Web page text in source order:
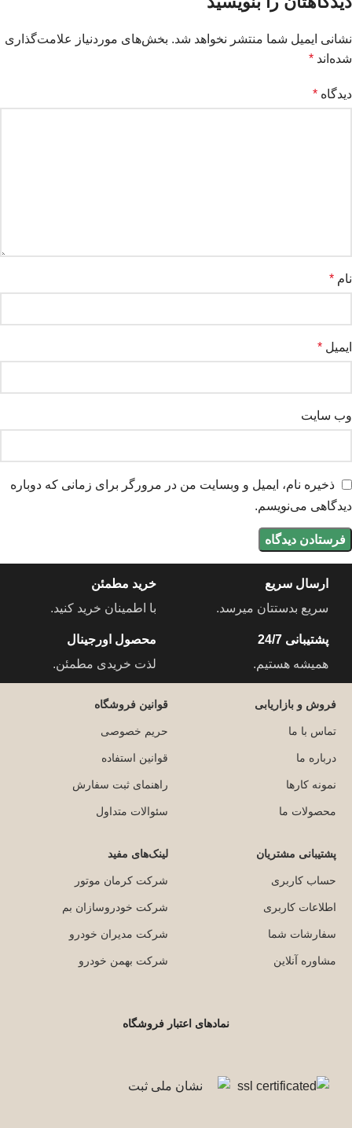
نشانی ایمیل شما منتشر نخواهد شد. بخش‌های موردنیاز علامت‌گذاری
شده‌اند *
دیدگاه *
نام *
ایمیل *
وب‌ سایت
ذخیره نام، ایمیل و وبسایت من در مرورگر برای زمانی که دوباره
دیدگاهی می‌نویسم.
ارسال سریع
سریع بدستتان میرسد.
خرید مطمئن
با اطمینان خرید کنید.
پشتیبانی 24/7
همیشه هستیم.
محصول اورجینال
لذت خریدی مطمئن.
فروش و بازاریابی
تماس با ما
درباره ما
نمونه کارها
محصولات ما
قوانین فروشگاه
حریم خصوصی
قوانین استفاده
راهنمای ثبت سفارش
سئوالات متداول
پشتیبانی مشتریان
حساب کاربری
اطلاعات کاربری
سفارشات شما
مشاوره آنلاین
لینک‌های مفید
شرکت کرمان موتور
شرکت خودروسازان بم
شرکت مدیران خودرو
شرکت بهمن خودرو
نمادهای اعتبار فروشگاه